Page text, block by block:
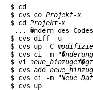
$ cd
$ cvs co
Projekt-x
$ cd
Projekt-x
... �ndern des
$ cvs diff -u
$ cvs up -C
$ cvs ci -m "
$ vi
$ cvs add
$ cvs ci -m "
Neue
$ cvs up